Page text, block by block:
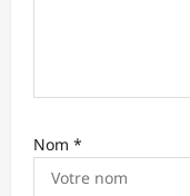
e
Nom *